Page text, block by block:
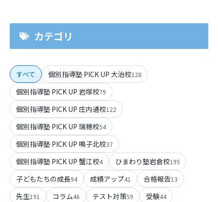
カテゴリ
すべて 個別指導塾 PICK UP 大治校128
個別指導塾 PICK UP 岩塚校79
個別指導塾 PICK UP 庄内通校122
個別指導塾 PICK UP 瑞穂校54
個別指導塾 PICK UP 鳴子北校37
個別指導塾 PICK UP 蟹江校4 ひまわり塾岩倉校195
子どもたちの成長94 成績アップ41 合格報告13
先生191 コラム46 テスト対策59 受験44